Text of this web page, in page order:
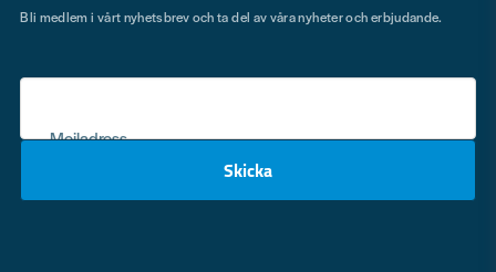
Mejladress
Skicka
Bli medlem i vårt nyhetsbrev och ta del av våra nyheter och erbjudande.